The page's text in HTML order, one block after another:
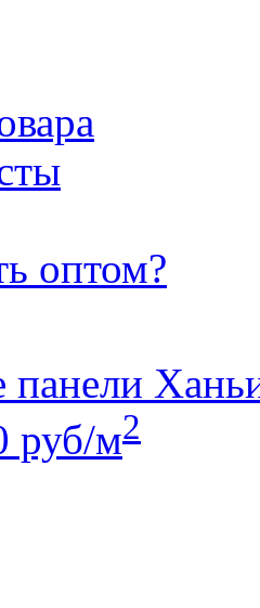
оптом?
панели
руб/м2